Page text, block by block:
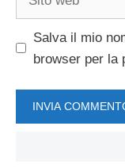
Salva il mio
browser per la